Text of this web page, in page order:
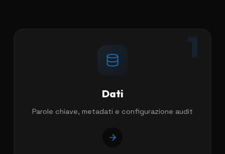
1
Dati
Parole chiave, metadati e configurazione audit